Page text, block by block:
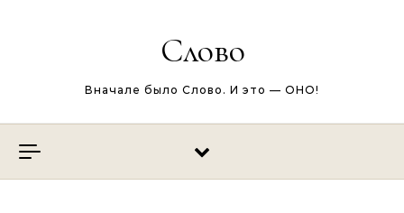
Слово
Вначале было Слово. И это — ОНО!